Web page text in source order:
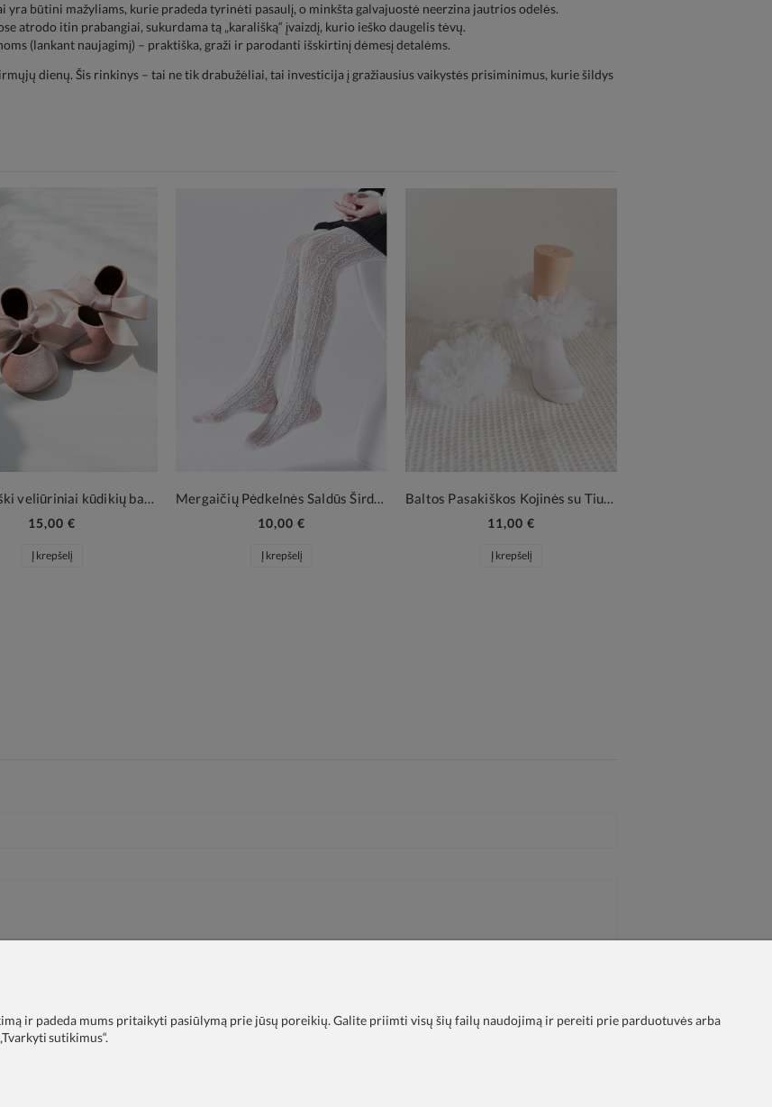
yra būtini mažyliams, kurie pradeda tyrinėti pasaulį, o minkšta galvajuostė neerzina jautrios odelės.
atrodo itin prabangiai, sukurdama tą „karališką“ įvaizdį, kurio ieško daugelis tėvų.
(lankant naujagimį) – praktiška, graži ir parodanti išskirtinį dėmesį detalėms.
dienų. Šis rinkinys – tai ne tik drabužėliai, tai investicija į gražiausius vaikystės prisiminimus, kurie šildys
Elegantiški veliūriniai kūdikių batukai su satino kaspinu
15,00 €
Į krepšelį
Mergaičių Pėdkelnės Saldūs Širdelių Raštai Baltos
10,00 €
Į krepšelį
Baltos Pasakiškos Kojinės su Tiuliu
11,00 €
Į krepšelį
ir padeda mums pritaikyti pasiūlymą prie jūsų poreikių. Galite priimti visų šių failų naudojimą ir pereiti prie parduotuvės arba
sutikimus“.